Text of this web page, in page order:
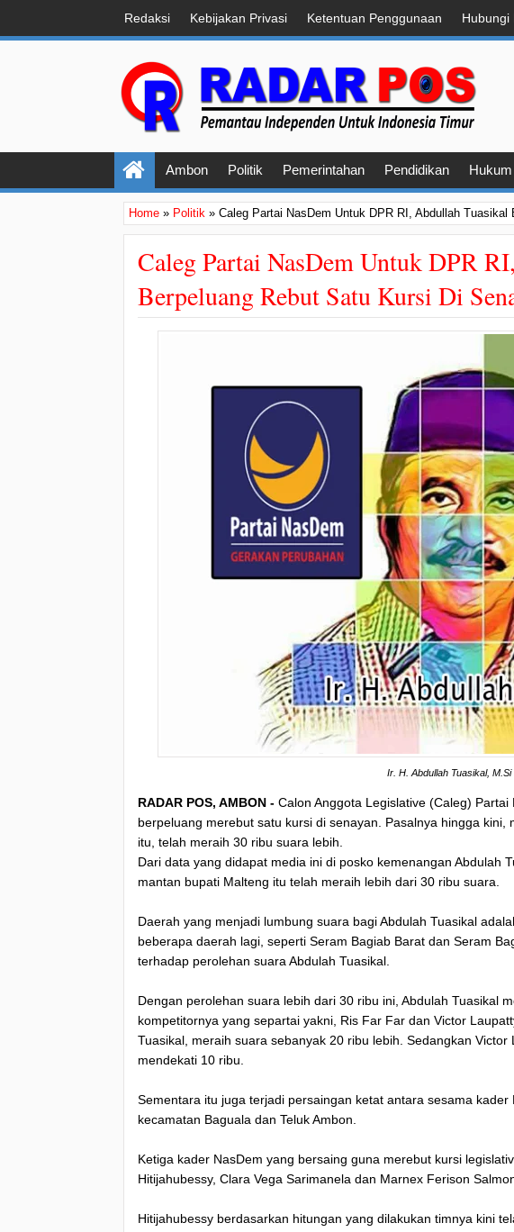
Redaksi Kebijakan Privasi Ketentuan Penggunaan Hubungi
Ambon Politik Pemerintahan Pendidikan
Home » Politik » Caleg Partai NasDem Untuk DPR RI, Abdullah
Caleg Partai NasDem Untuk DPR
Berpeluang Rebut Satu Kursi Di
Ir. H. Abdullah Tuasikal, M.Si
RADAR POS, AMBON - Calon Anggota Legislative (Caleg)
berpeluang merebut satu kursi di senayan. Pasalnya hingga kini,
itu, telah meraih 30 ribu suara lebih.
Dari data yang didapat media ini di posko kemenangan Abdulah
mantan bupati Malteng itu telah meraih lebih dari 30 ribu suara.
Daerah yang menjadi lumbung suara bagi Abdulah Tuasikal
beberapa daerah lagi, seperti Seram Bagiab Barat dan Seram
terhadap perolehan suara Abdulah Tuasikal.
Dengan perolehan suara lebih dari 30 ribu ini, Abdulah Tuasikal
kompetitornya yang separtai yakni, Ris Far Far dan Victor
Tuasikal, meraih suara sebanyak 20 ribu lebih. Sedangkan
mendekati 10 ribu.
Sementara itu juga terjadi persaingan ketat antara sesama
kecamatan Baguala dan Teluk Ambon.
Ketiga kader NasDem yang bersaing guna merebut kursi
Hitijahubessy, Clara Vega Sarimanela dan Marnex Ferison
Hitijahubessy berdasarkan hitungan yang dilakukan timnya kini